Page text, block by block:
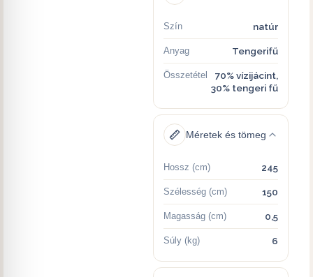
Szín natúr
Anyag Tengerifű
Összetétel
70% vízijácint,
30% tengeri fű
Méretek és tömeg
Hossz (cm) 245
Szélesség (cm) 150
Magasság (cm) 0,5
Súly (kg) 6